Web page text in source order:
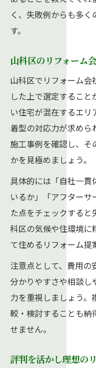
伝統家屋の
力
口コミ評価で選
リフォーム
安心感を重
口コミでわ
山科区で高
口コミを活
く、失敗例からも多く
す。
山科区のリフォーム
山科区でリフォーム
した上で選定すること
い住宅が混在するエリ
着型の対応力が求めら
施工事例を確認し、そ
かを見極めましょう。
具体的には「自社一貫
いるか」「アフターサ
た点をチェックすると
科区の気候や住環境に
て住めるリフォーム提
注意点として、費用の
分かりやすさや相談し
力を重視しましょう。
較・検討することも納
せません。
評判を活かし理想の